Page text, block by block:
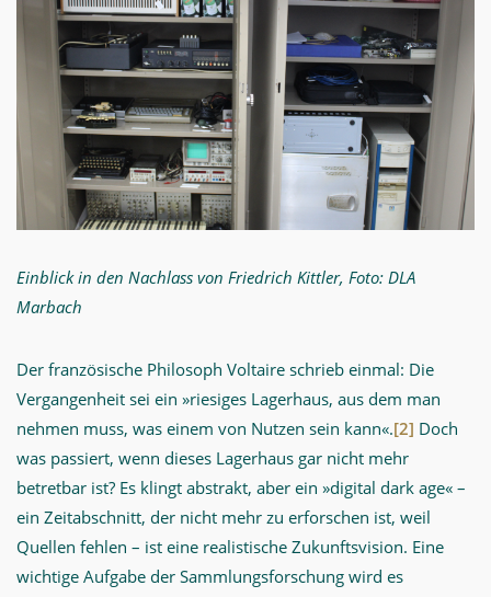
Einblick in den Nachlass von Friedrich Kittler, Foto: DLA
Marbach
Der französische Philosoph Voltaire schrieb einmal: Die
Vergangenheit sei ein »riesiges Lagerhaus, aus dem man
nehmen muss, was einem von Nutzen sein kann«.[2] Doch
was passiert, wenn dieses Lagerhaus gar nicht mehr
betretbar ist? Es klingt abstrakt, aber ein »digital dark age« –
ein Zeitabschnitt, der nicht mehr zu erforschen ist, weil
Quellen fehlen – ist eine realistische Zukunftsvision. Eine
wichtige Aufgabe der Sammlungsforschung wird es